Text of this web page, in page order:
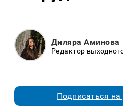
Диляра Аминова
Редактор
Подписаться